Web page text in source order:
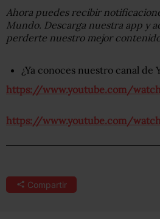
Ahora puedes recibir
Mundo. Descarga nuestra app y
perderte nuestro mejor
¿Ya conoces nuestro canal de
https://www.youtube.com/
https://www.youtube.com/
Compartir